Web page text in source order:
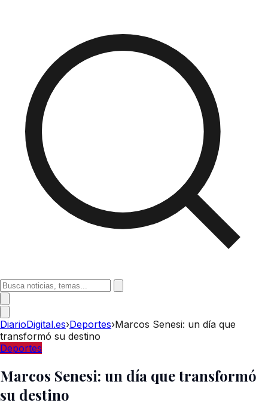
DiarioDigital.es›Deportes›Marcos Senesi: un día que
transformó su destino
Deportes
Marcos Senesi: un día que transformó
su destino